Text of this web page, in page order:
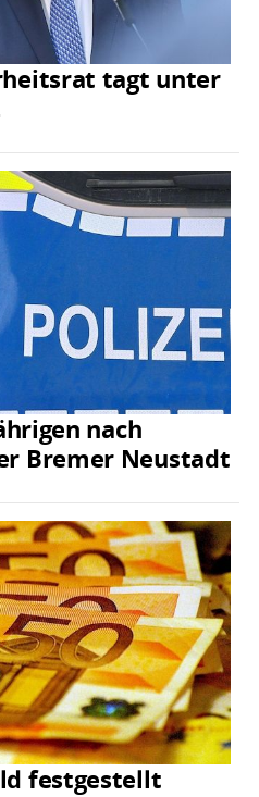
tagt unter
nach
Bremer Neustadt
festgestellt